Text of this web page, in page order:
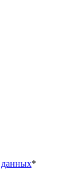
данных*